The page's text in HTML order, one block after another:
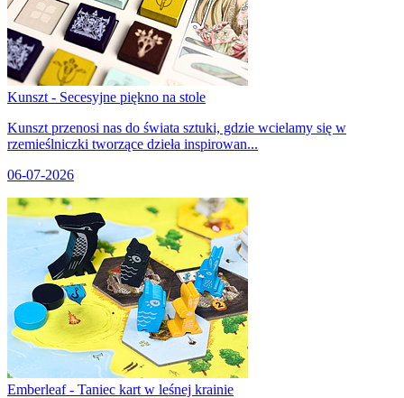
Kunszt - Secesyjne piękno na stole
Kunszt przenosi nas do świata sztuki, gdzie wcielamy się w
rzemieślniczki tworzące dzieła inspirowan...
06-07-2026
Emberleaf - Taniec kart w leśnej krainie